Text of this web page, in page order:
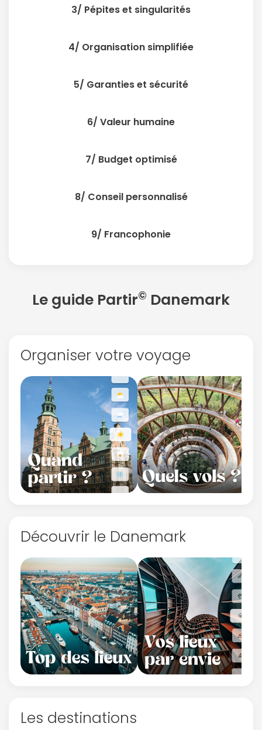
3/ Pépites et singularités
4/ Organisation simplifiée
5/ Garanties et sécurité
6/ Valeur humaine
7/ Budget optimisé
8/ Conseil personnalisé
9/ Francophonie
Le guide Partir© Danemark
Organiser votre voyage
Découvrir le Danemark
Les destinations